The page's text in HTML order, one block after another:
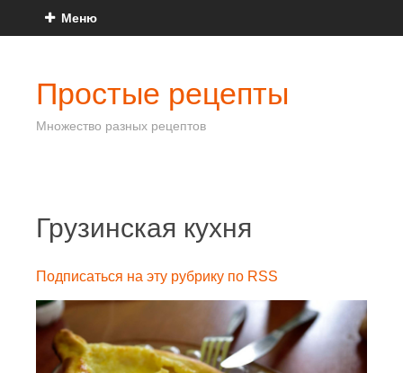
Меню
Простые рецепты
Множество разных рецептов
Грузинская кухня
Подписаться на эту рубрику по RSS